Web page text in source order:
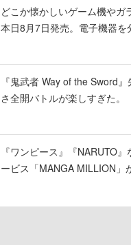
どこか懐かしいゲーム機や
本日8月7日発売。電子機器
『鬼武者 Way of the Sword
さ全開バトルが楽しすぎた。
『ワンピース』『NARUTO
ービス「MANGA MILLION」